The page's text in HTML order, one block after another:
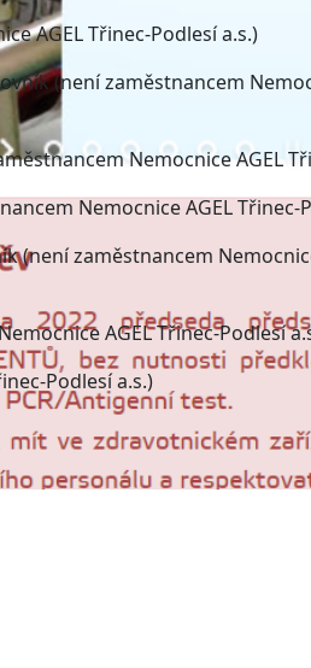
AGEL Třinec-Podlesí a.s.)
(není zaměstnancem
Nemocnice AGEL
Nemocnice AGEL Třinec-
(není zaměstnancem
AGEL Třinec-Podlesí
Podlesí a.s.)